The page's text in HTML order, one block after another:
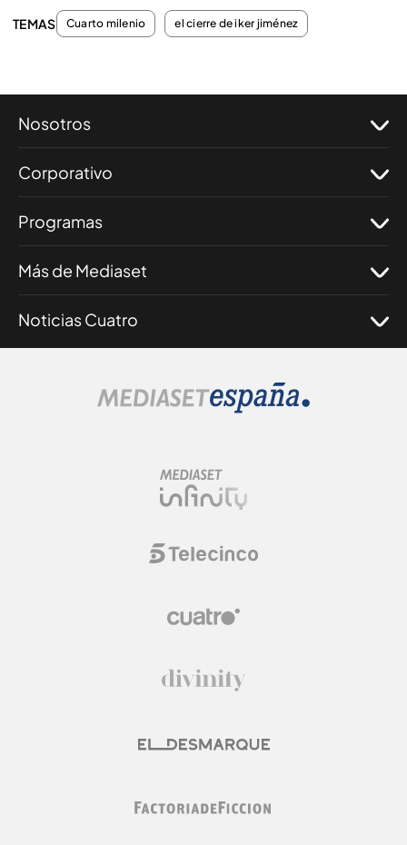
TEMAS Cuarto milenio el cierre de iker jiménez
Nosotros
Corporativo
Programas
Más de Mediaset
Noticias Cuatro